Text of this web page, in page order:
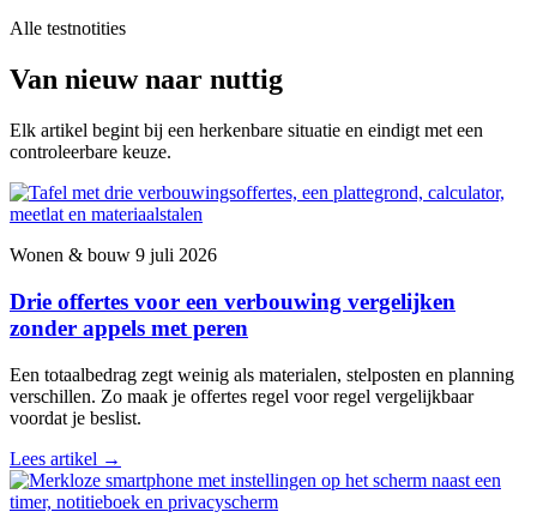
Alle testnotities
Van nieuw naar nuttig
Elk artikel begint bij een herkenbare situatie en eindigt met een
controleerbare keuze.
Wonen & bouw 9 juli 2026
Drie offertes voor een verbouwing vergelijken
zonder appels met peren
Een totaalbedrag zegt weinig als materialen, stelposten en planning
verschillen. Zo maak je offertes regel voor regel vergelijkbaar
voordat je beslist.
Lees artikel →